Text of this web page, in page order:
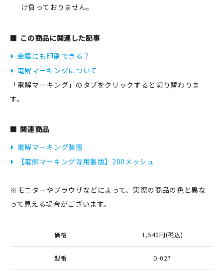
よくある質問
け負っておりません。
この商品に関連した記事
金属にも印刷できる？
電解マーキングについて
「電解マーキング」のタブをクリックすると切り替わりま
す。
関連商品
電解マーキング装置
【電解マーキング専用製版】200メッシュ
※モニターやブラウザなどによって、実際の商品の色と異な
って見える場合がございます。
価格 1,540円(税込)
型番 D-027